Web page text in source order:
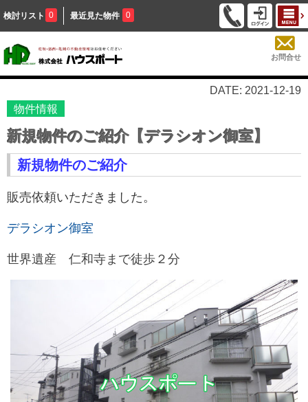
検討リスト 0 最近見た物件 0
お問合せ
DATE: 2021-12-19
物件情報
新規物件のご紹介【デラシオン御室】
新規物件のご紹介
販売依頼いただきました。
デラシオン御室
世界遺産 仁和寺まで徒歩２分